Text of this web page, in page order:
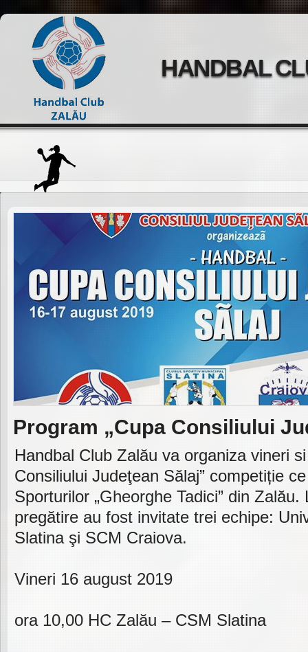
HANDBAL
Program „Cupa Consiliului
Handbal Club Zalău va organiza vineri
Consiliului Judeţean Sălaj” competiție
Sporturilor „Gheorghe Tadici” din
pregătire au fost invitate trei echipe:
Slatina şi SCM Craiova.
Vineri 16 august 2019
ora 10,00 HC Zalău – CSM Slatina